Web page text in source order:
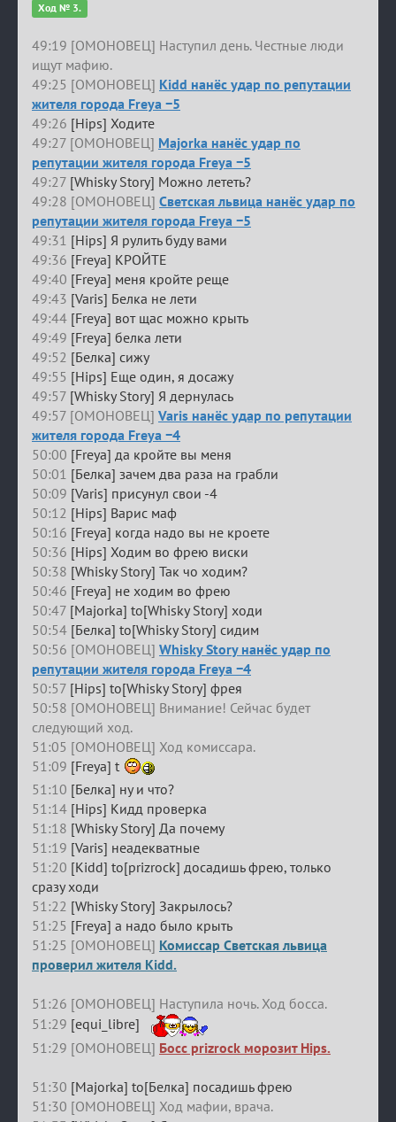
Ход № 3.
49:19 [ОМОНОВЕЦ] Наступил день. Честные люди
ищут мафию.
49:25 [ОМОНОВЕЦ] Kidd нанёс удар по репутации
жителя города Freya −5
49:26 [Hips] Ходите
49:27 [ОМОНОВЕЦ] Majorka нанёс удар по
репутации жителя города Freya −5
49:27 [Whisky Story] Можно лететь?
49:28 [ОМОНОВЕЦ] Светская львица нанёс удар по
репутации жителя города Freya −5
49:31 [Hips] Я рулить буду вами
49:36 [Freya] КРОЙТЕ
49:40 [Freya] меня кройте реще
49:43 [Varis] Белка не лети
49:44 [Freya] вот щас можно крыть
49:49 [Freya] белка лети
49:52 [Белка] сижу
49:55 [Hips] Еще один, я досажу
49:57 [Whisky Story] Я дернулась
49:57 [ОМОНОВЕЦ] Varis нанёс удар по репутации
жителя города Freya −4
50:00 [Freya] да кройте вы меня
50:01 [Белка] зачем два раза на грабли
50:09 [Varis] присунул свои -4
50:12 [Hips] Варис маф
50:16 [Freya] когда надо вы не кроете
50:36 [Hips] Ходим во фрею виски
50:38 [Whisky Story] Так чо ходим?
50:46 [Freya] не ходим во фрею
50:47 [Majorka] to[Whisky Story] ходи
50:54 [Белка] to[Whisky Story] сидим
50:56 [ОМОНОВЕЦ] Whisky Story нанёс удар по
репутации жителя города Freya −4
50:57 [Hips] to[Whisky Story] фрея
50:58 [ОМОНОВЕЦ] Внимание! Сейчас будет
следующий ход.
51:05 [ОМОНОВЕЦ] Ход комиссара.
51:09 [Freya] t
51:10 [Белка] ну и что?
51:14 [Hips] Кидд проверка
51:18 [Whisky Story] Да почему
51:19 [Varis] неадекватные
51:20 [Kidd] to[prizrock] досадишь фрею, только
сразу ходи
51:22 [Whisky Story] Закрылось?
51:25 [Freya] а надо было крыть
51:25 [ОМОНОВЕЦ] Комиссар Светская львица
проверил жителя Kidd.
51:26 [ОМОНОВЕЦ] Наступила ночь. Ход босса.
51:29 [equi_libre]
51:29 [ОМОНОВЕЦ] Босс prizrock морозит Hips.
51:30 [Majorka] to[Белка] посадишь фрею
51:30 [ОМОНОВЕЦ] Ход мафии, врача.